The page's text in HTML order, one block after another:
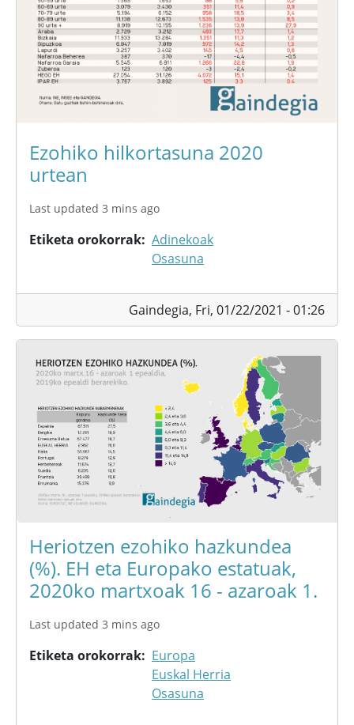
Ezohiko hilkortasuna 2020
urtean
Last updated 3 mins ago
Etiketa orokorrak Adinekoak
Osasuna
Gaindegia, Fri, 01/22/2021 - 01:26
Heriotzen ezohiko hazkundea
(%). EH eta Europako estatuak,
2020ko martxoak 16 - azaroak 1.
Last updated 3 mins ago
Etiketa orokorrak
Europa
Euskal Herria
Osasuna